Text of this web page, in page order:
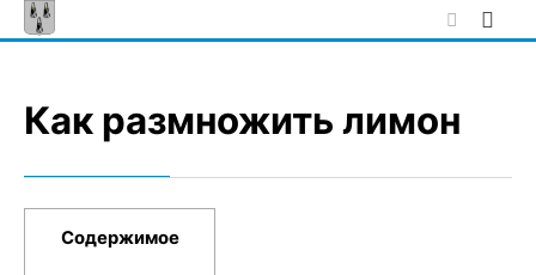
Skip
to
Как размножить лимон
Содержимое